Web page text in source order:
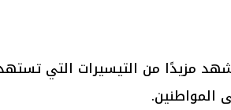
مزيدًا من التيسيرات التي
المواطنين.